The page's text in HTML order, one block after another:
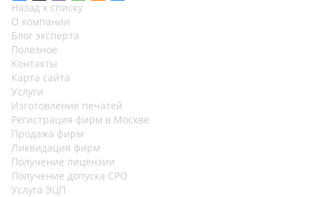
Назад к списку
О компании
Блог эксперта
Полезное
Контакты
Карта сайта
Услуги
Изготовление печатей
Регистрация фирм в Москве
Продажа фирм
Ликвидация фирм
Получение лицензии
Получение допуска СРО
Услуга ЭЦП